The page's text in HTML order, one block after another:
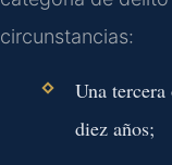
circunstancias:
Una
diez años;